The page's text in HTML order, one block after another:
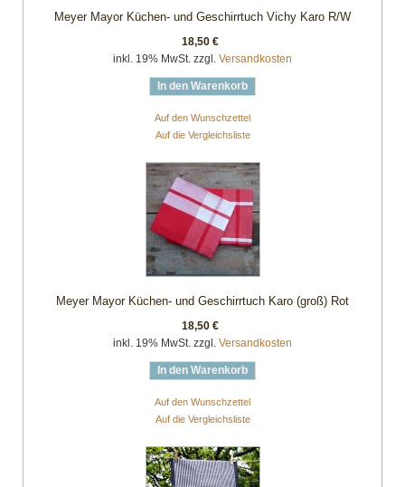
Meyer Mayor Küchen- und Geschirrtuch Vichy Karo R/W
18,50 €
inkl. 19% MwSt. zzgl. Versandkosten
In den Warenkorb
Auf den Wunschzettel
Auf die Vergleichsliste
Meyer Mayor Küchen- und Geschirrtuch Karo (groß) Rot
18,50 €
inkl. 19% MwSt. zzgl. Versandkosten
In den Warenkorb
Auf den Wunschzettel
Auf die Vergleichsliste